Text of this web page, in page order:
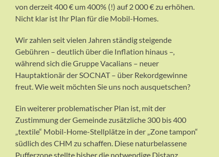
von derzeit 400 € um 400% (!) auf 2 000 € zu erhöhen.
Nicht klar ist Ihr Plan für die Mobil-Homes.
Wir zahlen seit vielen Jahren ständig steigende
Gebühren – deutlich über die Inflation hinaus –,
während sich die Gruppe Vacalians – neuer
Hauptaktionär der SOCNAT – über Rekordgewinne
freut. Wie weit möchten Sie uns noch ausquetschen?
Ein weiterer problematischer Plan ist, mit der
Zustimmung der Gemeinde zusätzliche 300 bis 400
„textile“ Mobil-Home-Stellplätze in der „Zone tampon“
südlich des CHM zu schaffen. Diese naturbelassene
Pufferzone stellte bisher die notwendige Distanz